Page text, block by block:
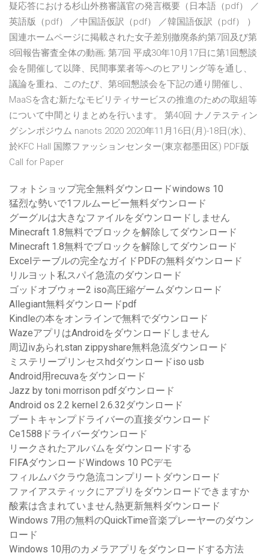
疑応答における杉山外務審議官の発言概要（日本語（pdf） ／
英語版（pdf） ／中国語仮訳（pdf） ／韓国語仮訳（pdf） ）
国連ホームページに掲載された女子差別撤廃条約第7回及び第
8回報告審査全体の動画; 第7回 平成30年10月17日に第1回懇談
会を開催して以降、民間事業者等へのヒアリング等を通し、
議論を重ね、このたび、第8回懇談会を下記の通り開催し、
MaaSを含む新たなモビリティサービスの推進のための取組等
について中間とりまとめを行います。 第40回 ナノテスティン
グシンポジウム nanots 2020 2020年11月16日(月)-18日(水)、
於KFC Hall 国際ファッションセンター(東京都墨田区) PDF版
Call for Paper
フォトショップ完全無料ダウンロードwindows 10
猛烈な勢いで1フルムービー無料ダウンロード
グーグルは大きなファイルをダウンロードしません
Minecraft 1.8無料でブロックを解除してダウンロード
Minecraft 1.8無料でブロックを解除してダウンロード
Excelテーブルの完全なガイドPDFの無料ダウンロード
リルヨット私スパイ急流のダウンロード
ゴッドオブウォー2 iso高圧縮ゲームダウンロード
Allegiant無料ダウンロードpdf
Kindleの本をオンラインで無料でダウンロード
WazeアプリはAndroidをダウンロードしません
周辺ivあられstan zippyshare無料急流ダウンロード
ミステリープリンセスhdダウンロードiso usb
Android用recuvaをダウンロード
Jazz by toni morrison pdfダウンロード
Android os 2.2 kernel 2.6.32ダウンロード
ブートキャンプドライバーの直接ダウンロード
Ce1588ドライバーダウンロード
リークされたアルバムをダウンロードする
FIFAダウンロードWindows 10 PCデモ
フィルムバクラウ急流コンプリートダウンロード
ファイアスティックにアプリをダウンロードできますか
酸素は含まれていません熱更新無料ダウンロード
Windows 7用の無料のQuickTime音楽プレーヤーのダウン
ロード
Windows 10用のカメラアプリをダウンロードする方法